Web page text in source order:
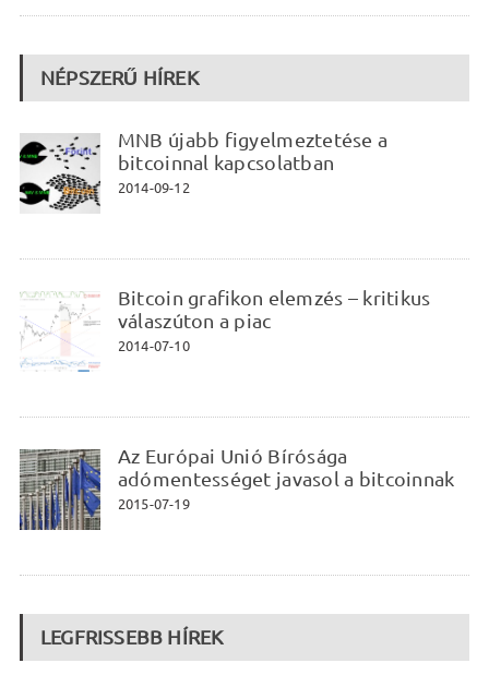
NÉPSZERŰ HÍREK
MNB újabb figyelmeztetése a
bitcoinnal kapcsolatban
2014-09-12
Bitcoin grafikon elemzés – kritikus
válaszúton a piac
2014-07-10
Az Európai Unió Bírósága
adómentességet javasol a bitcoinnak
2015-07-19
LEGFRISSEBB HÍREK